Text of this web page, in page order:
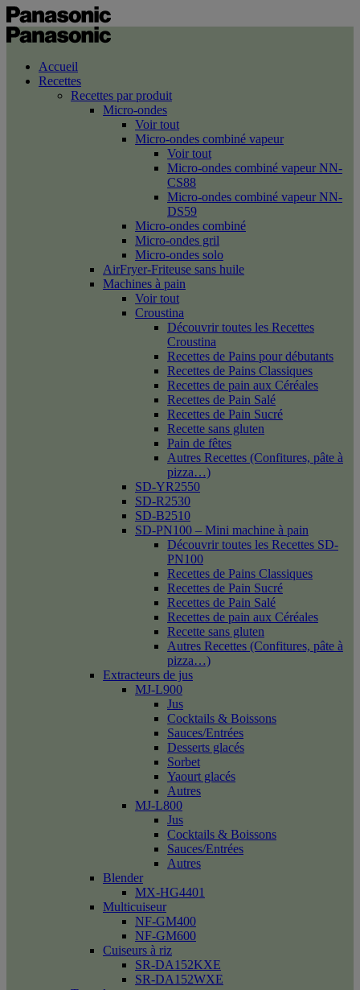
Accueil
Recettes
Recettes par produit
Micro-ondes
Voir tout
Micro-ondes combiné vapeur
Voir tout
Micro-ondes combiné vapeur NN-
CS88
Micro-ondes combiné vapeur NN-
DS59
Micro-ondes combiné
Micro-ondes gril
Micro-ondes solo
AirFryer-Friteuse sans huile
Machines à pain
Voir tout
Croustina
Découvrir toutes les Recettes
Croustina
Recettes de Pains pour débutants
Recettes de Pains Classiques
Recettes de pain aux Céréales
Recettes de Pain Salé
Recettes de Pain Sucré
Recette sans gluten
Pain de fêtes
Autres Recettes (Confitures, pâte à
pizza…)
SD-YR2550
SD-R2530
SD-B2510
SD-PN100 – Mini machine à pain
Découvrir toutes les Recettes SD-
PN100
Recettes de Pains Classiques
Recettes de Pain Sucré
Recettes de Pain Salé
Recettes de pain aux Céréales
Recette sans gluten
Autres Recettes (Confitures, pâte à
pizza…)
Extracteurs de jus
MJ-L900
Jus
Cocktails & Boissons
Sauces/Entrées
Desserts glacés
Sorbet
Yaourt glacés
Autres
MJ-L800
Jus
Cocktails & Boissons
Sauces/Entrées
Autres
Blender
MX-HG4401
Multicuiseur
NF-GM400
NF-GM600
Cuiseurs à riz
SR-DA152KXE
SR-DA152WXE